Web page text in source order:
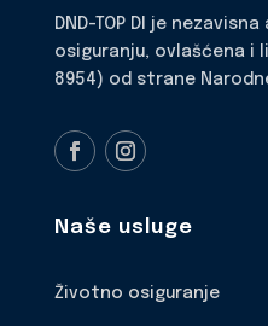
DND-TOP DI je
osiguranju, ovlašćena i
8954) od strane
Naše usluge
Životno osiguranje